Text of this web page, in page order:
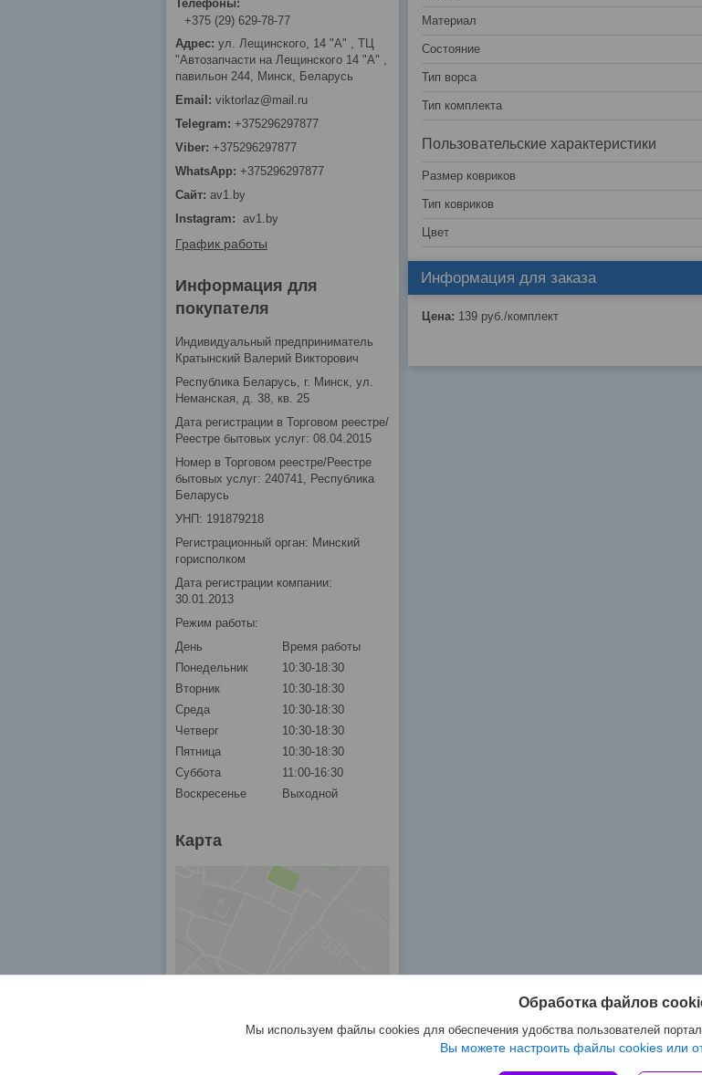
Материал
Состояние
Тип ворса
Тип комплекта
Пользовательские характеристики
Размер ковриков
Тип ковриков
Цвет
Информация для заказа
Цена: 139 руб./комплект
+375 (29) 629-78-77
ул. Лещинского, 14 "А" , ТЦ
"Автозапчасти на Лещинcкого 14 "A" ,
павильон 244, Минск, Беларусь
viktorlaz@mail.ru
+375296297877
+375296297877
+375296297877
av1.by
Instagram
av1.by
График работы
Информация для
покупателя
Индивидуальный предприниматель
Кратынский Валерий Викторович
Республика Беларусь, г. Минск, ул.
Неманская, д. 38, кв. 25
Дата регистрации в Торговом реестре/
Реестре бытовых услуг: 08.04.2015
Номер в Торговом реестре/Реестре
бытовых услуг: 240741, Республика
Беларусь
УНП: 191879218
Регистрационный орган: Минский
горисполком
Дата регистрации компании:
30.01.2013
Режим работы:
День
Время работы
Понедельник
10:30-18:30
Вторник
10:30-18:30
Среда
10:30-18:30
Четверг
10:30-18:30
Пятница
10:30-18:30
Суббота
11:00-16:30
Воскресенье
Выходной
Карта
Обработка файлов
Мы используем файлы cookies для обеспечения удобства пользователей
Вы можете настроить файлы cookies или